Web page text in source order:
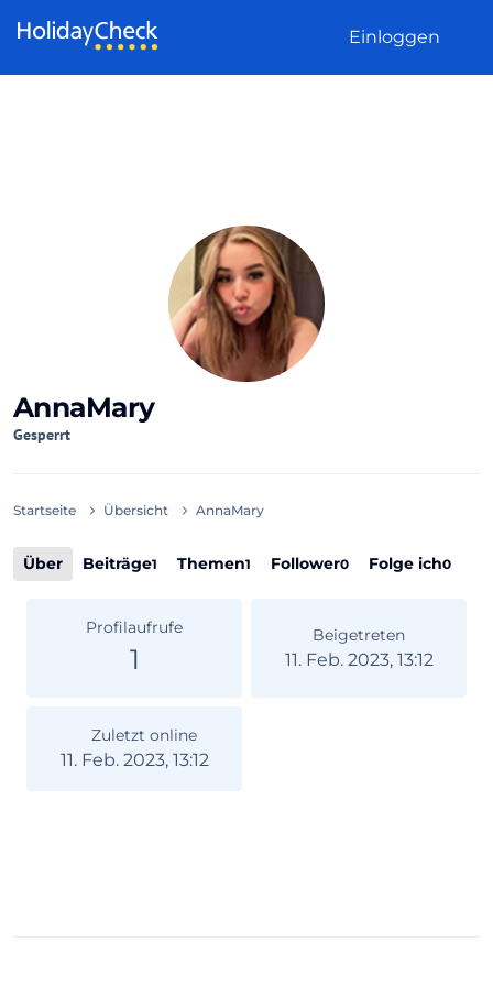
Einloggen
AnnaMary
Gesperrt
Startseite Übersicht AnnaMary
Über Beiträge1 Themen1 Follower0 Folge ich0
Profilaufrufe
1
Beigetreten
11. Feb. 2023, 13:12
Zuletzt online
11. Feb. 2023, 13:12